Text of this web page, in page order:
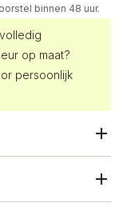
binnen 48 uur.
op maat?
persoonlijk